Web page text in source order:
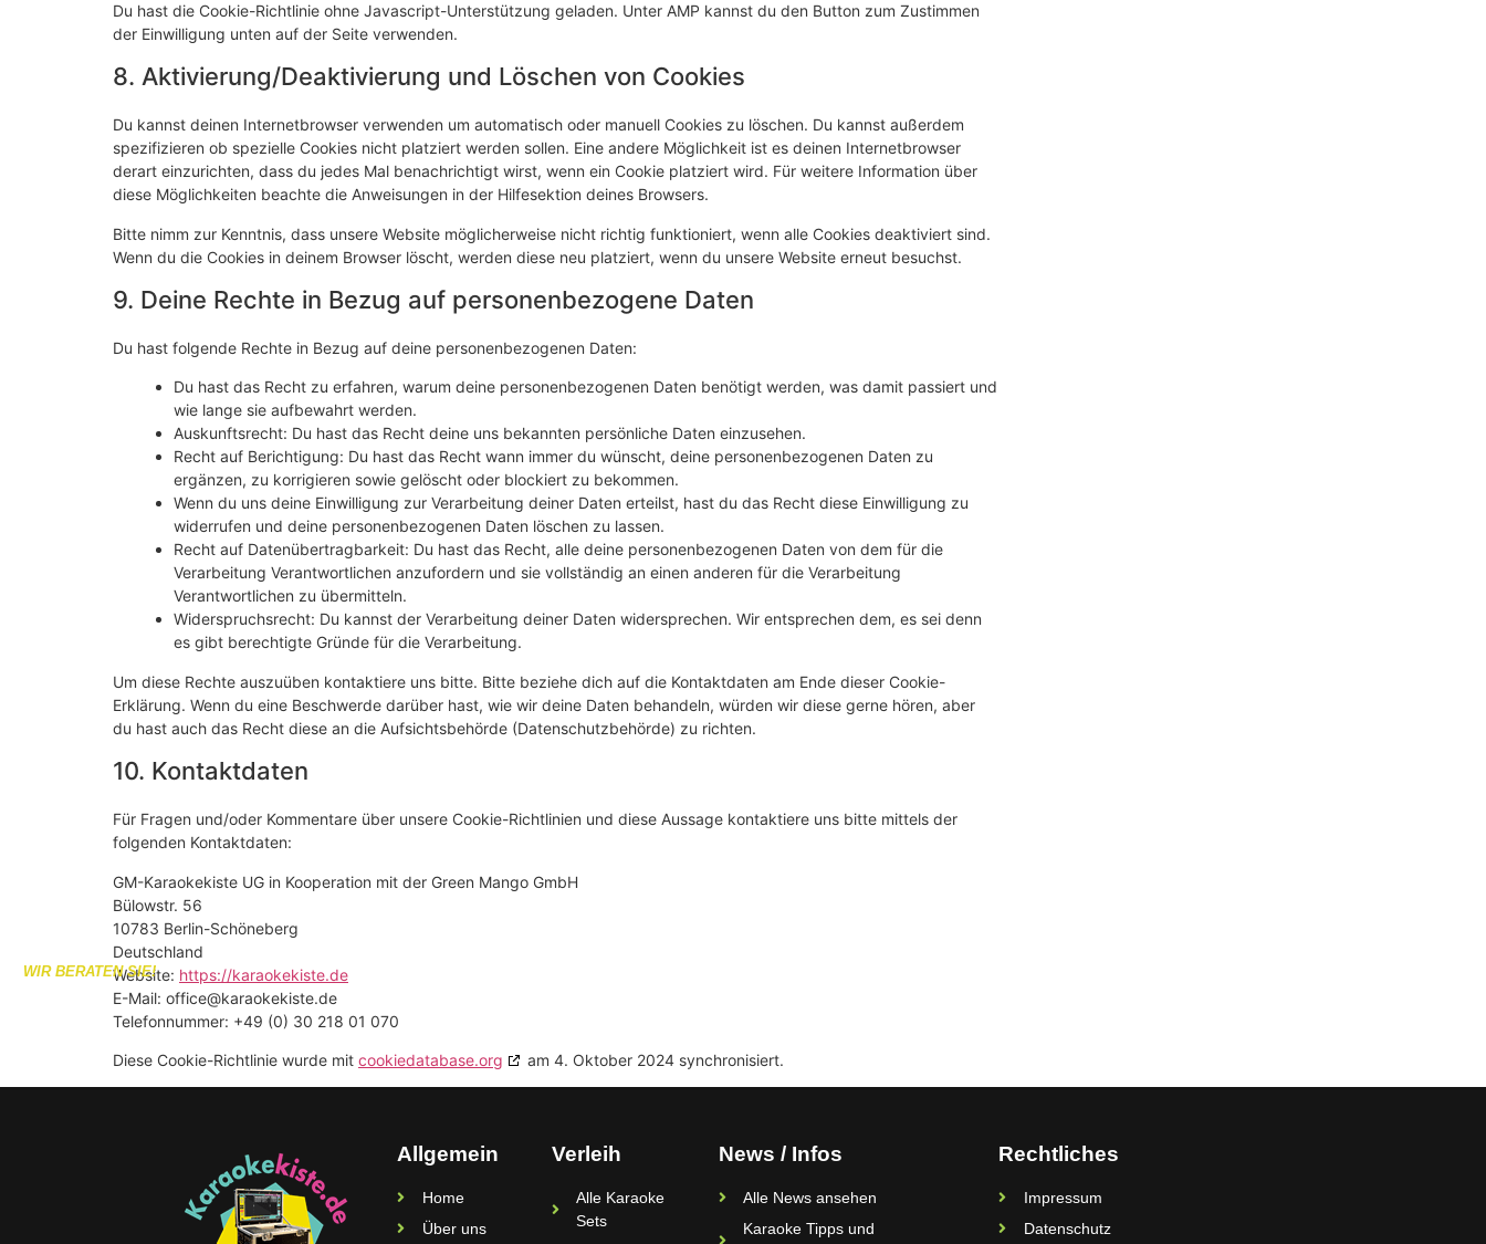
Du hast die Cookie-Richtlinie ohne Javascript-Unterstützung geladen. Unter AMP kannst du den Button zum Zustimmen
der Einwilligung unten auf der Seite verwenden.
8. Aktivierung/Deaktivierung und Löschen von Cookies
Du kannst deinen Internetbrowser verwenden um automatisch oder manuell Cookies zu löschen. Du kannst außerdem
spezifizieren ob spezielle Cookies nicht platziert werden sollen. Eine andere Möglichkeit ist es deinen Internetbrowser
derart einzurichten, dass du jedes Mal benachrichtigt wirst, wenn ein Cookie platziert wird. Für weitere Information über
diese Möglichkeiten beachte die Anweisungen in der Hilfesektion deines Browsers.
Bitte nimm zur Kenntnis, dass unsere Website möglicherweise nicht richtig funktioniert, wenn alle Cookies deaktiviert sind.
Wenn du die Cookies in deinem Browser löscht, werden diese neu platziert, wenn du unsere Website erneut besuchst.
9. Deine Rechte in Bezug auf personenbezogene Daten
Du hast folgende Rechte in Bezug auf deine personenbezogenen Daten:
Du hast das Recht zu erfahren, warum deine personenbezogenen Daten benötigt werden, was damit passiert und
wie lange sie aufbewahrt werden.
Auskunftsrecht: Du hast das Recht deine uns bekannten persönliche Daten einzusehen.
Recht auf Berichtigung: Du hast das Recht wann immer du wünscht, deine personenbezogenen Daten zu
ergänzen, zu korrigieren sowie gelöscht oder blockiert zu bekommen.
Wenn du uns deine Einwilligung zur Verarbeitung deiner Daten erteilst, hast du das Recht diese Einwilligung zu
widerrufen und deine personenbezogenen Daten löschen zu lassen.
Recht auf Datenübertragbarkeit: Du hast das Recht, alle deine personenbezogenen Daten von dem für die
Verarbeitung Verantwortlichen anzufordern und sie vollständig an einen anderen für die Verarbeitung
Verantwortlichen zu übermitteln.
Widerspruchsrecht: Du kannst der Verarbeitung deiner Daten widersprechen. Wir entsprechen dem, es sei denn
es gibt berechtigte Gründe für die Verarbeitung.
Um diese Rechte auszuüben kontaktiere uns bitte. Bitte beziehe dich auf die Kontaktdaten am Ende dieser Cookie-
Erklärung. Wenn du eine Beschwerde darüber hast, wie wir deine Daten behandeln, würden wir diese gerne hören, aber
du hast auch das Recht diese an die Aufsichtsbehörde (Datenschutzbehörde) zu richten.
10. Kontaktdaten
Für Fragen und/oder Kommentare über unsere Cookie-Richtlinien und diese Aussage kontaktiere uns bitte mittels der
folgenden Kontaktdaten:
GM-Karaokekiste UG in Kooperation mit der Green Mango GmbH
Bülowstr. 56
10783 Berlin-Schöneberg
Deutschland
Website: https://karaokekiste.de
E-Mail: office@karaokekiste.de
Telefonnummer: +49 (0) 30 218 01 070
Diese Cookie-Richtlinie wurde mit cookiedatabase.org am 4. Oktober 2024 synchronisiert.
WIR BERATEN SIE!
Allgemein
Home
Über uns
Verleih
Alle Karaoke
Sets
News / Infos
Alle News ansehen
Karaoke Tipps und
Rechtliches
Impressum
Datenschutz